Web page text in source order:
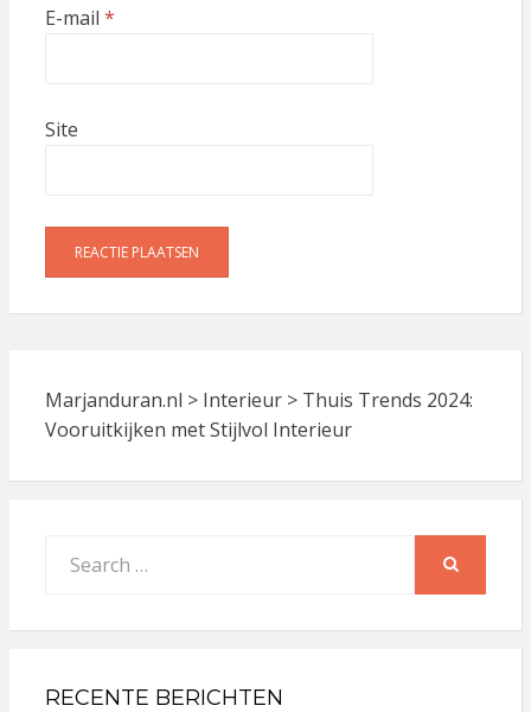
E-mail *
Site
Marjanduran.nl > Interieur> Thuis Trends 2024:
Vooruitkijken met Stijlvol Interieur
for:
RECENTE BERICHTEN